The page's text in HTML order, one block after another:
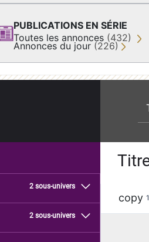
PUBLICATIONS EN SÉRIE
Toutes les annonces (432)
Annonces du jour (226)
2 sous-univers
2 sous-univers
copy